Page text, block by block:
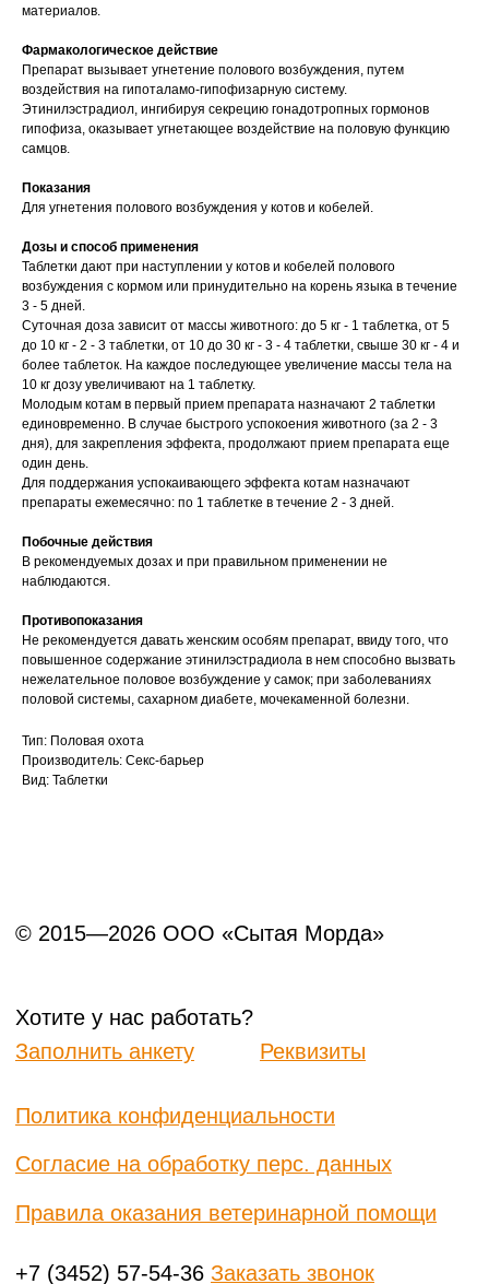
материалов.
Фармакологическое действие
Препарат вызывает угнетение полового возбуждения, путем
воздействия на гипоталамо-гипофизарную систему.
Этинилэстрадиол, ингибируя секрецию гонадотропных гормонов
гипофиза, оказывает угнетающее воздействие на половую функцию
самцов.
Показания
Для угнетения полового возбуждения у котов и кобелей.
Дозы и способ применения
Таблетки дают при наступлении у котов и кобелей полового
возбуждения с кормом или принудительно на корень языка в течение
3 - 5 дней.
Суточная доза зависит от массы животного: до 5 кг - 1 таблетка, от 5
до 10 кг - 2 - 3 таблетки, от 10 до 30 кг - 3 - 4 таблетки, свыше 30 кг - 4 и
более таблеток. На каждое последующее увеличение массы тела на
10 кг дозу увеличивают на 1 таблетку.
Молодым котам в первый прием препарата назначают 2 таблетки
единовременно. В случае быстрого успокоения животного (за 2 - 3
дня), для закрепления эффекта, продолжают прием препарата еще
один день.
Для поддержания успокаивающего эффекта котам назначают
препараты ежемесячно: по 1 таблетке в течение 2 - 3 дней.
Побочные действия
В рекомендуемых дозах и при правильном применении не
наблюдаются.
Противопоказания
Не рекомендуется давать женским особям препарат, ввиду того, что
повышенное содержание этинилэстрадиола в нем способно вызвать
нежелательное половое возбуждение у самок; при заболеваниях
половой системы, сахарном диабете, мочекаменной болезни.
Тип: Половая охота
Производитель: Секс-барьер
Вид: Таблетки
© 2015—2026 ООО «Сытая Морда»
Данный сайт носит информационный характер и
не является публичной офертой.
Политика конфиденциальности
Согласие на обработку перс. данных
+7 (3452) 57-54-36
Хотите у нас работать?
Заполнить анкету
Правила оказания ветеринарной помощи
Реквизиты